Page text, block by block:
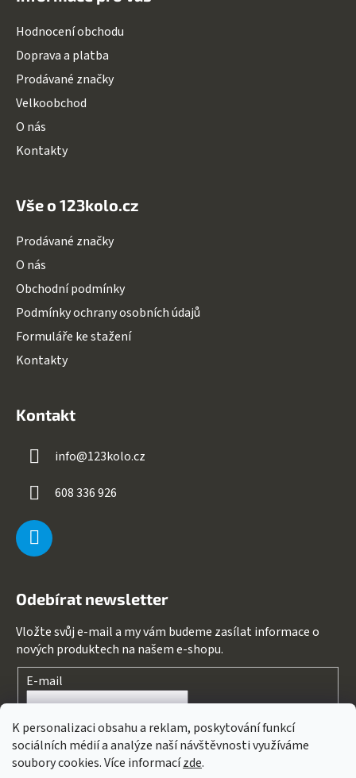
K personalizaci obsahu a reklam, poskytování funkcí
sociálních médií a analýze naší návštěvnosti využíváme
soubory cookies. Více informacízde.
Hodnocení obchodu
Doprava a platba
Prodávané značky
Velkoobchod
O nás
Kontakty
Vše o 123kolo.cz
Prodávané značky
O nás
Obchodní podmínky
Podmínky ochrany osobních údajů
Formuláře ke stažení
Kontakty
Kontakt
info@123kolo.cz
608 336 926
Odebírat newsletter
Vložte svůj e-mail a my vám budeme zasílat informace o
nových produktech na našem e-shopu.
E-mail
Souhlasím spodmínkami ochrany osobních údajů
PŘIHLÁSIT SE